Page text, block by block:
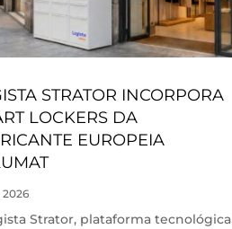
STRATOR INCORPORA
LOCKERS DA
EUROPEIA
2026
Strator, plataforma tecnológica